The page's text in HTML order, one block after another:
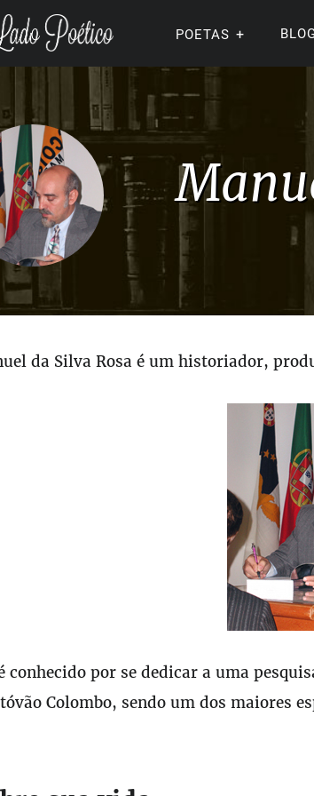
POETAS
da Silva Rosa é um historiador,
conhecido por se dedicar a uma
Colombo, sendo um dos maiores